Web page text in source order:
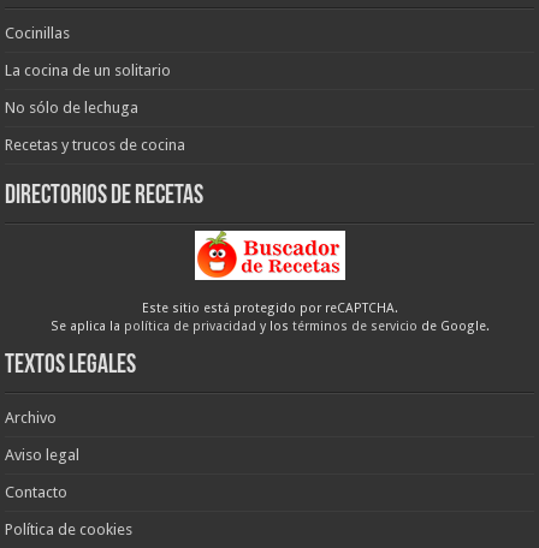
Cocinillas
La cocina de un solitario
No sólo de lechuga
Recetas y trucos de cocina
Directorios de recetas
Este sitio está protegido por reCAPTCHA.
Se aplica la política de privacidad y los términos de servicio de Google.
Textos legales
Archivo
Aviso legal
Contacto
Política de cookies